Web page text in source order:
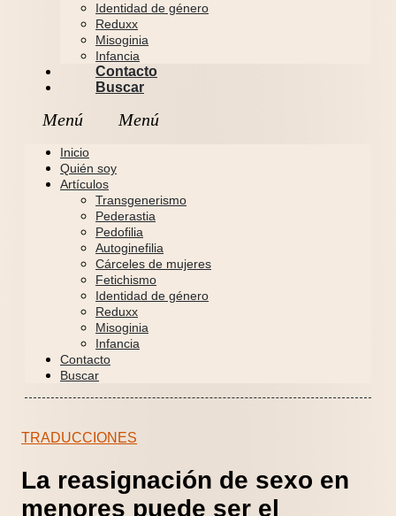
Identidad de género
Reduxx
Misoginia
Infancia
Contacto
Buscar
Inicio
Quién soy
Artículos
Transgenerismo
Pederastia
Pedofilia
Autoginefilia
Cárceles de mujeres
Fetichismo
Identidad de género
Reduxx
Misoginia
Infancia
Contacto
Buscar
TRADUCCIONES
La reasignación de sexo en
menores puede ser el